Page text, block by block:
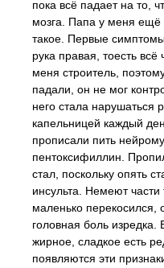
пока всё падает на то,
мозга. Папа у меня ещё
такое. Первые
рука правая, тоесть
меня строитель,
падали, он не мог
него стала нарушаться
капельницей каждый
прописали пить
пентоксифиллин.
стал, поскольку опять
инсульта. Немеют
маленько перекосился,
головная боль
жирное, сладкое есть
появляются эти